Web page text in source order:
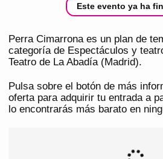
Este evento ya ha
Perra Cimarrona es un plan de
categoría de Espectáculos y
Teatro de La Abadía (Madrid).
Pulsa sobre el botón de más
oferta para adquirir tu entrada a
lo encontrarás más barato en